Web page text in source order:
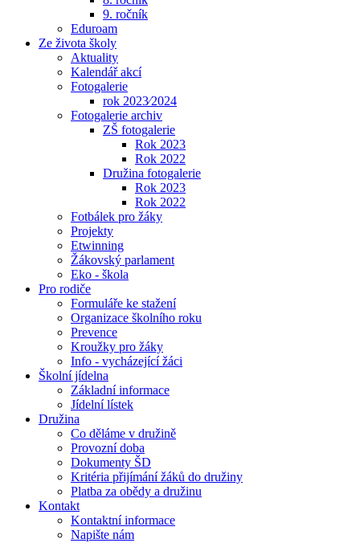
9. ročník
Eduroam
Ze života školy
Aktuality
Kalendář akcí
Fotogalerie
rok 2023⁄2024
Fotogalerie archiv
ZŠ fotogalerie
Rok 2023
Rok 2022
Družina fotogalerie
Rok 2023
Rok 2022
Fotbálek pro žáky
Projekty
Etwinning
Žákovský parlament
Eko - škola
Pro rodiče
Formuláře ke stažení
Organizace školního roku
Prevence
Kroužky pro žáky
Info - vycházející žáci
Školní jídelna
Základní informace
Jídelní lístek
Družina
Co děláme v družině
Provozní doba
Dokumenty ŠD
Kritéria přijímání žáků do družiny
Platba za obědy a družinu
Kontakt
Kontaktní informace
Napište nám